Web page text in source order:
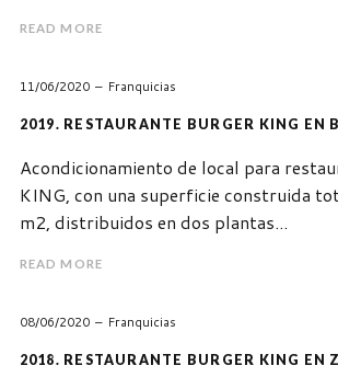
READ MORE
11/06/2020 Franquicias
2019. RESTAURANTE BURGER KING EN
Acondicionamiento de local para
KING, con una superficie construida
m2, distribuidos en dos plantas...
READ MORE
08/06/2020 Franquicias
2018. RESTAURANTE BURGER KING EN